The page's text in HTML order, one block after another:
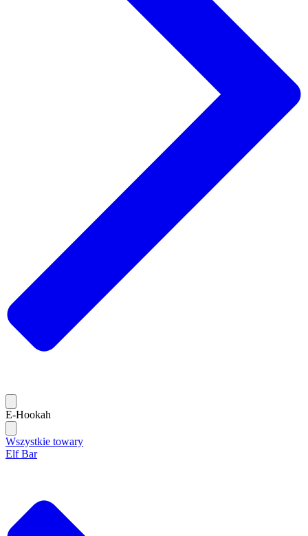
E-Hookah
Wszystkie towary
Elf Bar